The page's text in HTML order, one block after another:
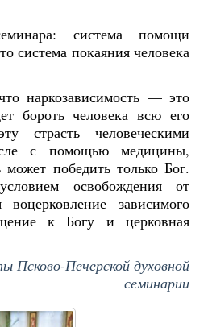
система помощи
система покаяния человека
наркозависимость — это
бороть человека всю его
страсть человеческими
с помощью медицины,
победить только Бог.
освобождения от
воцерковление зависимого
к Богу и церковная
Псково-Печерской духовной
семинарии